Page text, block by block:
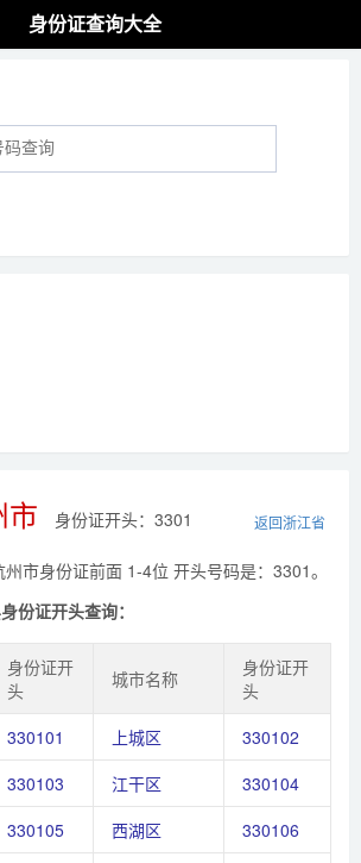
身份证查询大全
市 身份证开头：3301 返回浙江省
州市身份证前面 1-4位 开头号码是：3301。
份证开头查询：
身份证开
头
城市名称
身份证开
头
330101 上城区
330102
330103 江干区
330104
330105 西湖区
330106